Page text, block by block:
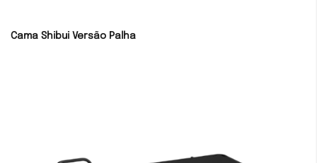
Cama Shibui Versão Palha